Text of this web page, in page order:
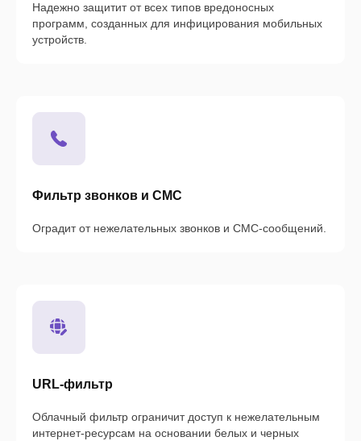
Надежно защитит от всех типов вредоносных
программ, созданных для инфицирования мобильных
устройств.
Фильтр звонков и СМС
Оградит от нежелательных звонков и СМС-сообщений.
URL-фильтр
Облачный фильтр ограничит доступ к нежелательным
интернет-ресурсам на основании белых и черных